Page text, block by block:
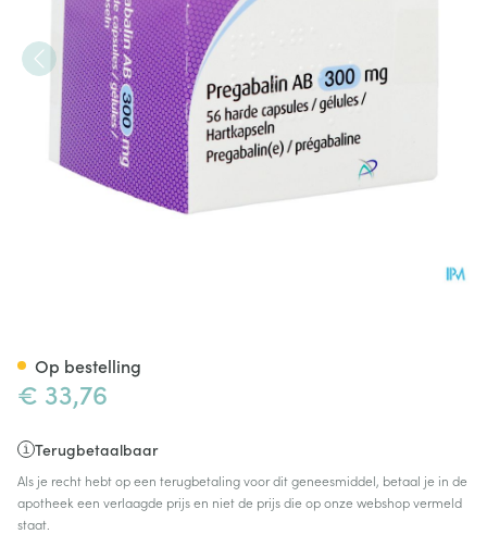
€ 33,76
Terugbetaalbaar
Als je recht hebt op een terugbetaling voor dit geneesmiddel, betaal je in de
apotheek een verlaagde prijs en niet de prijs die op onze webshop vermeld
staat.
Op bestelling